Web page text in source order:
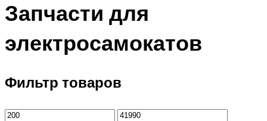
Запчасти для
электросамокатов
Фильтр товаров